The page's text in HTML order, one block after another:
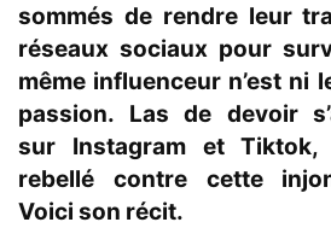
sommés de rendre leur
réseaux sociaux pour
même influenceur n’est ni
passion. Las de devoir
sur Instagram et Tiktok,
rebellé contre cette
Voici son récit.